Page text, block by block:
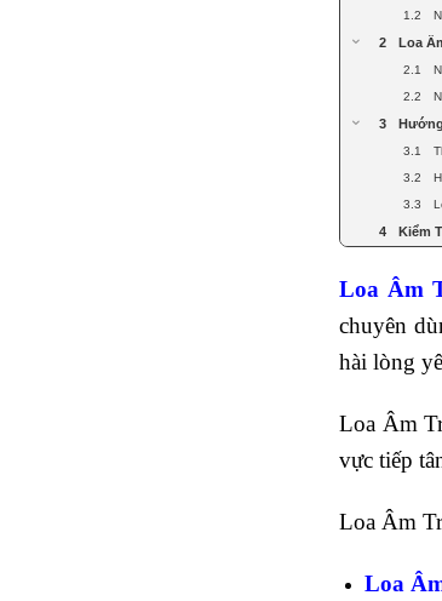
Loa
Kiểm
Loa Âm
chuyên
hài lòng
Loa Âm
vực tiếp
Loa Âm
Loa